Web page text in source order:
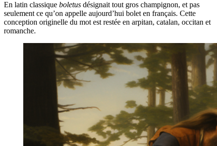
En latin classique boletus désignait tout gros champignon, et pas
seulement ce qu’on appelle aujourd’hui bolet en français. Cette
conception originelle du mot est restée en arpitan, catalan, occitan et
romanche.